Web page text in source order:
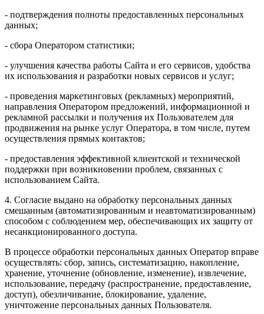
- подтверждения полноты предоставленных персональных
данных;
- сбора Оператором статистики;
- улучшения качества работы Сайта и его сервисов, удобства
их использования и разработки новых сервисов и услуг;
- проведения маркетинговых (рекламных) мероприятий,
направления Оператором предложений, информационной и
рекламной рассылки и получения их Пользователем для
продвижения на рынке услуг Оператора, в том числе, путем
осуществления прямых контактов;
- предоставления эффективной клиентской и технической
поддержки при возникновении проблем, связанных с
использованием Сайта.
4. Согласие выдано на обработку персональных данных
смешанным (автоматизированным и неавтоматизированным)
способом с соблюдением мер, обеспечивающих их защиту от
несанкционированного доступа.
В процессе обработки персональных данных Оператор вправе
осуществлять: сбор, запись, систематизацию, накопление,
хранение, уточнение (обновление, изменение), извлечение,
использование, передачу (распространение, предоставление,
доступ), обезличивание, блокирование, удаление,
уничтожение персональных данных Пользователя.